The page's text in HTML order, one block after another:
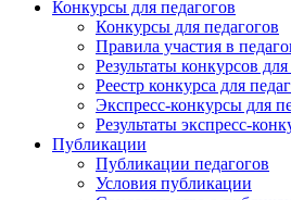
Конкурсы для педагогов
Конкурсы для педагогов
Правила участия в
Результаты конкурсов
Реестр конкурса для
Экспресс-конкурсы для
Результаты экспресс-
Публикации
Публикации педагогов
Условия публикации